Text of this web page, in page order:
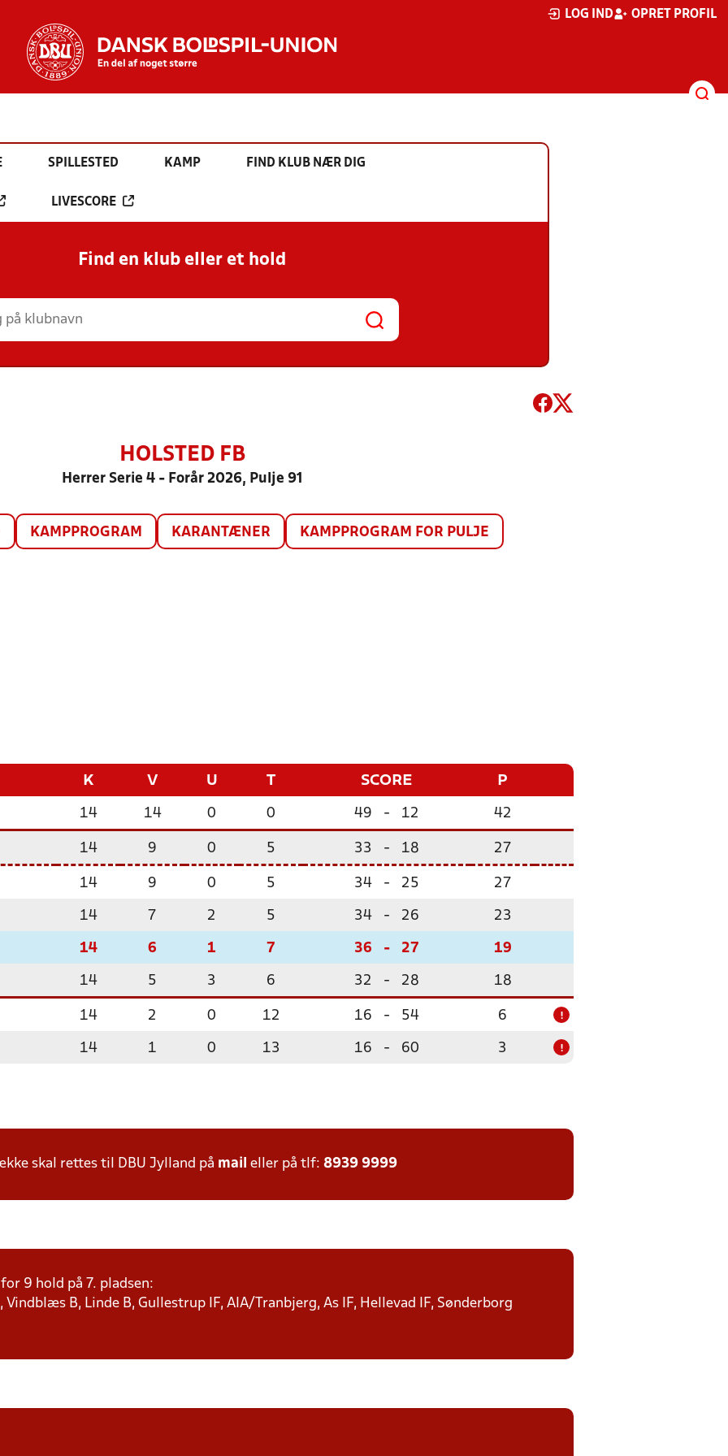
LOG IND OPRET PROFIL
SPILLESTED KAMP FIND KLUB NÆR DIG
LIVESCORE
Find en klub eller et hold
HOLSTED FB
Herrer Serie 4 - Forår 2026, Pulje 91
KAMPPROGRAM KARANTÆNER KAMPPROGRAM FOR PULJE
K V U T SCORE P
14 14 0 0 49 - 12 42
14 9 0 5 33 - 18 27
14 9 0 5 34 - 25 27
14 7 2 5 34 - 26 23
14 6 1 7 36 - 27 19
14 5 3 6 32 - 28 18
14 2 0 12 16 - 54 6 !
14 1 0 13 16 - 60 3 !
skal rettes til DBU Jylland på mail eller på tlf: 8939 9999
9 hold på 7. pladsen:
Vindblæs B, Linde B, Gullestrup IF, AIA/Tranbjerg, As IF, Hellevad IF, Sønderborg